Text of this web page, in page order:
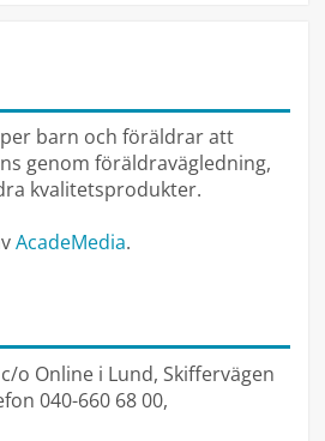
barn och föräldrar att
genom föräldravägledning,
kvalitetsprodukter.
AcadeMedia.
o Online i Lund, Skiffervägen
040-660 68 00,